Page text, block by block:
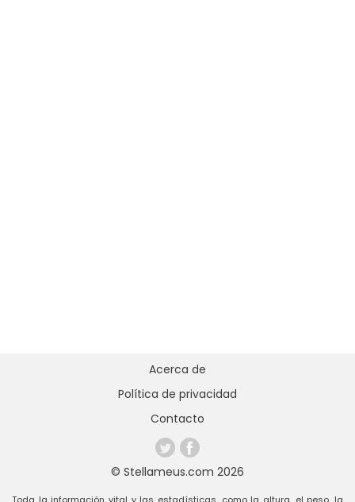
© Stellameus.com 2026
Acerca de
Política de privacidad
Contacto